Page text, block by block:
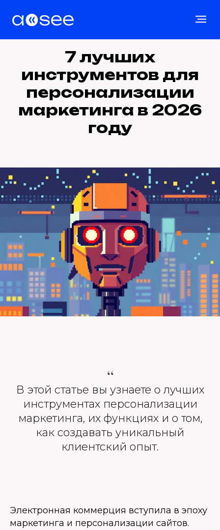
7 лучших
инструментов для
персонализации
маркетинга в 2026
году
“
В этой статье вы узнаете о лучших
инструментах персонализации
маркетинга, их функциях и о том,
как создавать уникальный
клиентский опыт.
Электронная коммерция вступила в эпоху
маркетинга и персонализации сайтов.